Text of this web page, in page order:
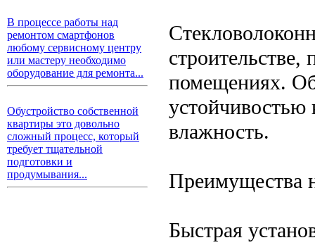
В процессе работы над
ремонтом смартфонов
любому сервисному центру
или мастеру необходимо
оборудование для ремонта...
Обустройство собственной
квартиры это довольно
сложный процесс, который
требует тщательной
подготовки и
продумывания...
помещениях.
влажность.
Преимущества
Быстрая